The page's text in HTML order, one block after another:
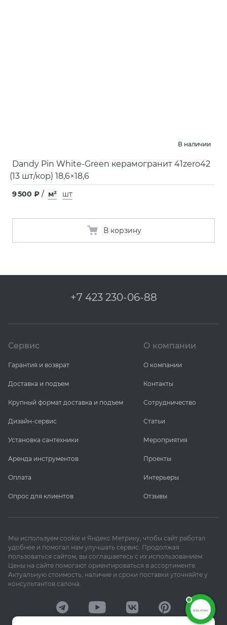
В наличии
Dandy Pin White-Green керамогранит 41zero42
(13 шт/кор) 18,6×18,6
9 500 ₽ / м² шт
В корзину
+7 423 230-06-88
Сервис
Гарантия и возврат
Доставка и подъем
Крупный формат доставка и подъем
Дизайн-сервис
Установка сантехники
Аренда инструментов
Оплата
Опрос для клиентов
О компании
О компании
Контакты
Сотрудничество
Статьи
Мероприятия
Проекты
Интерьеры
Отзывы
Мы используем cookie и Яндекс Метрику, чтобы сайт работал
удобнее и помогал нам улучшать сервис. Продолжая
пользоваться сайтом, вы соглашаетесь с их использованием.
Цены на сайте помогают ориентироваться в ассортименте.
Актуальную стоимость, наличие и сроки поставки уточняйте у
консультантов салона.